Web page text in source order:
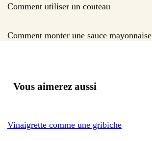
Comment utiliser un couteau
Comment monter une sauce mayonnaise
Vous aimerez aussi
Vinaigrette comme une gribiche